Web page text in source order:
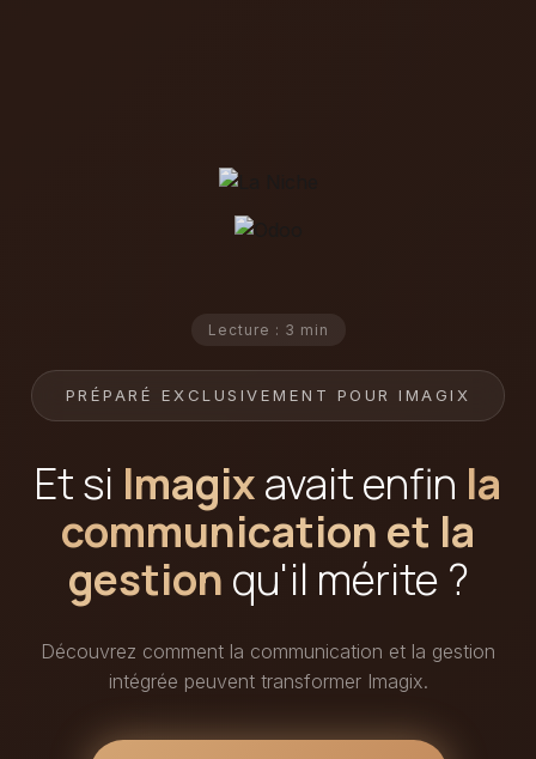
Lecture : 3 min
PRÉPARÉ EXCLUSIVEMENT POUR IMAGIX
Et si Imagixavait enfin la
communication et la
gestion qu'il mérite ?
Découvrez comment la communication et la gestion
intégrée peuvent transformer Imagix.